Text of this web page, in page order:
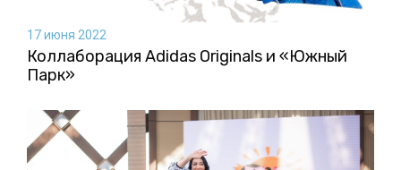
17 июня 2022
Коллаборация Аdidas Originals и «Южный
Парк»